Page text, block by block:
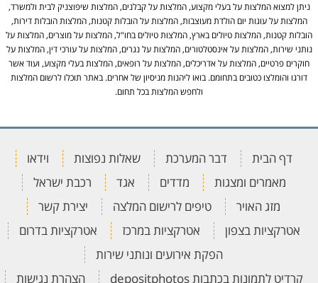
ניתן למצוא המלצות על בעלי מקצוע, המלצות על קבלנים, המלצות שיפוצניק לבית ולמשרד,
המלצות על עוגות יום הולדת מעוצבות, המלצות על הובלות קטנות, המלצות הובלות דירות,
הובלות קטנות, המלצות טיולים בארץ, המלצות טיולים בחו"ל, המלצות על מוצרים, המלצות על
נותני שירות, המלצות על אינסטלטורים, המלצות על נגרים, המלצות על עורכי דין, המלצות על
חוקרים פרטיים, המלצות על אדריכלים, המלצות על רופאים, המלצות בעלי מקצוע, ועוד אשר
דורגו והומלצו כטובים בתחומם. בואו ליהנות מניסיון של אחרים. באתר תוכלו לרשום המלצות
ולחפש המלצות בכל תחום.
דף הבית דבר המערכת שאלות נפוצות
וידאו
מאמרים ומצגות
מדדים אגד
רכבת ישראל
מזג האויר
טיפים לרישום המלצה
יצירת קשר
אטרקציות בצפון
אטרקציות במרכז
אטרקציות בדרום
הפקת אירועים ונותני שירות
קרדיט לתמונות בכתבות depositphotos
הצהרת נגישות